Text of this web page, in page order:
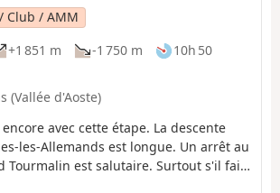
Club / AMM
+1 851 m -1 750 m
10h 50
(Vallée d'Aoste)
avec cette étape. La descente
les-Allemands est longue. Un arrêt au
Tourmalin est salutaire. Surtout s'il fait